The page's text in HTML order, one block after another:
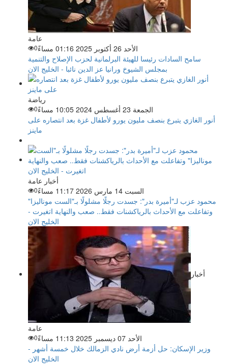
عامة
الأحد 26 أكتوبر 2025 01:16 مساءً
0
سامح السادات رئيسا للهيئة البرلمانية لحزب الإصلاح والتنمية
بمجلس الشيوخ ورانيا عز الدين نائبا - الخليج الان
رياضة
الجمعة 23 أغسطس 2024 10:05 مساءً
0
أنور الغازي يتبرع بنصف مليون يورو لأطفال غزة بعد انتصاره على
ماينز
أخبار عامة
السبت 14 مارس 2026 11:17 مساءً
0
محمود عزب لـ"أميرة بدر": جسدت رجلًا مشلولًا بـ"الست موناليزا"
وتفاعلت مع الأحداث بالرياكشنات فقط.. صعب والنهاية اتغيرت -
الخليج الان
أخبار
عامة
الأحد 07 ديسمبر 2025 11:13 مساءً
0
وزير الإسكان: حل أزمة أرض نادي الزمالك خلال خمسة أشهر -
الخليج الان